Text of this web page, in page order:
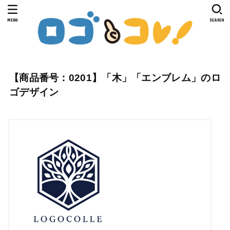
SEARCH
MENU
【商品番号：0201】「木」「エンブレム」のロ
ゴデザイン